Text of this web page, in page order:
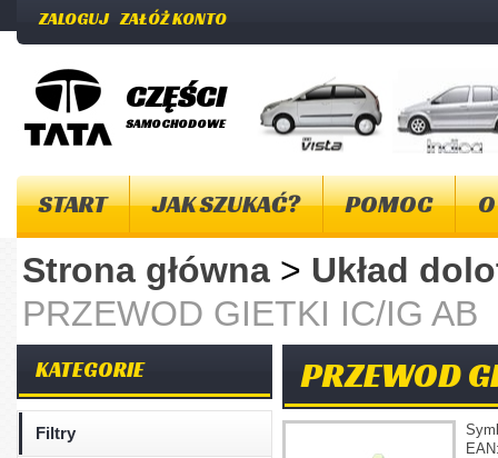
ZALOGUJ ZAŁÓŻ KONTO
CZĘŚCI
SAMOCHODOWE
START JAK SZUKAĆ? POMOC
Strona główna > Układ
PRZEWOD GIETKI IC/IG AB
KATEGORIE
Filtry
PRZEWOD